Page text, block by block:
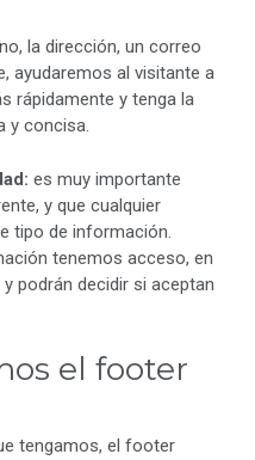
la dirección, un correo
ayudaremos al visitante a
rápidamente y tenga la
y concisa.
es muy importante
y que cualquier
tipo de información.
tenemos acceso, en
podrán decidir si aceptan
el footer
tengamos, el footer